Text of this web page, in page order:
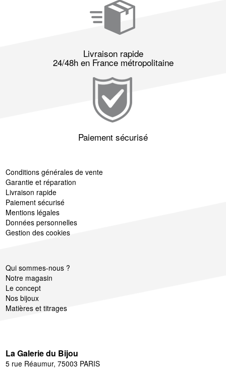
Livraison rapide
24/48h en France métropolitaine
Paiement sécurisé
Conditions générales de vente
Garantie et réparation
Livraison rapide
Paiement sécurisé
Mentions légales
Données personnelles
Gestion des cookies
Qui sommes-nous ?
Notre magasin
Le concept
Nos bijoux
Matières et titrages
La Galerie du Bijou
5 rue Réaumur, 75003 PARIS